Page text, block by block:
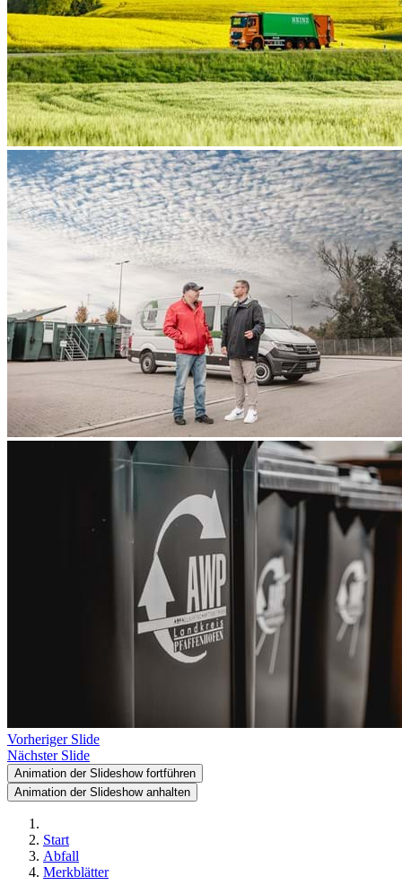
Vorheriger Slide
Nächster Slide
Animation der Slideshow fortführen
Animation der Slideshow anhalten
Start
Abfall
Merkblätter